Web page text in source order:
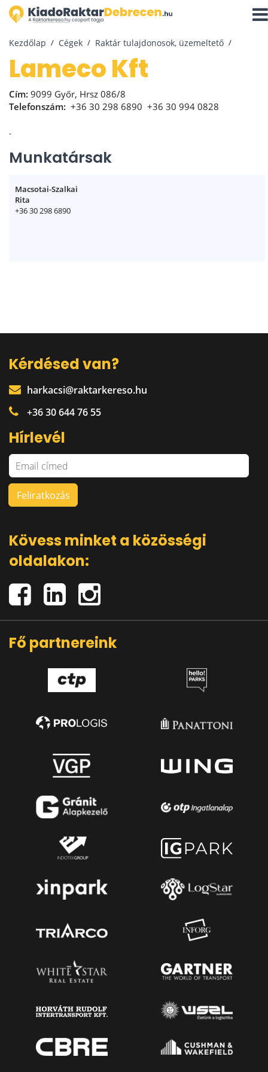
Kezdőlap Cégek Raktár tulajdonosok, üzemeltető
Lameco Kft
Cím: 9099 Győr, Hrsz 086/8
Telefonszám: +36 30 298 6890 +36 30 994 0828
.
Munkatársak
Macsotai-Szalkai
Rita
+36 30 298 6890
Kérdésed van?
harkacsi@raktarkereso.hu
+36 30 644 76 55
Hírlevél
Kövess minket a közösségi
oldalakon:
Fő partnereink